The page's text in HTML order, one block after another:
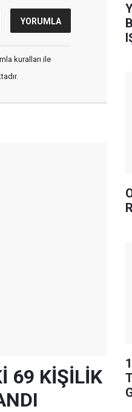
kuralları ile
69 KİŞİLİK